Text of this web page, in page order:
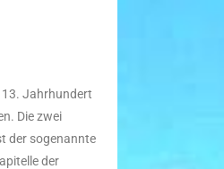
13. Jahrhundert
Die zwei
der sogenannte
der